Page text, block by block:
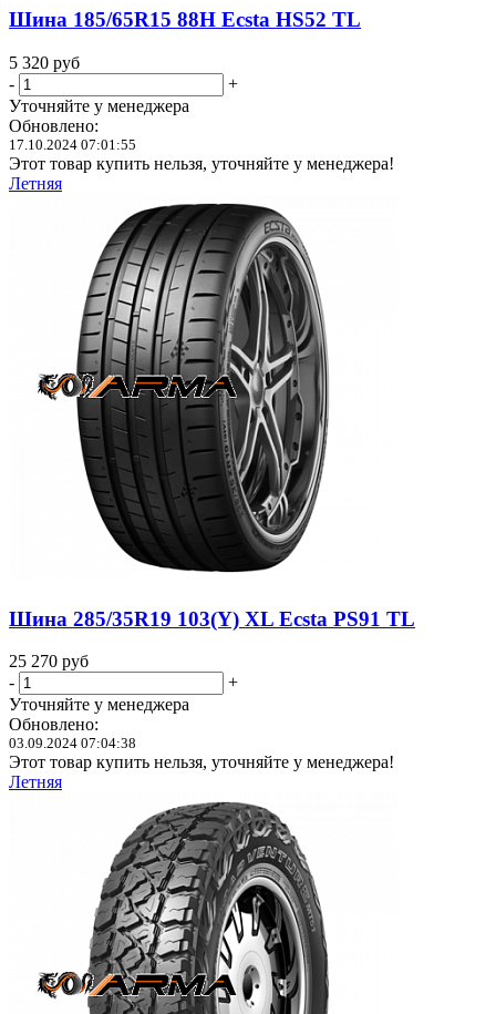
Шина 185/65R15 88H Ecsta HS52 TL
5 320 руб
-
+
Уточняйте у менеджера
Обновлено:
17.10.2024 07:01:55
Этот товар купить нельзя, уточняйте у менеджера!
Летняя
Шина 285/35R19 103(Y) XL Ecsta PS91 TL
25 270 руб
-
+
Уточняйте у менеджера
Обновлено:
03.09.2024 07:04:38
Этот товар купить нельзя, уточняйте у менеджера!
Летняя